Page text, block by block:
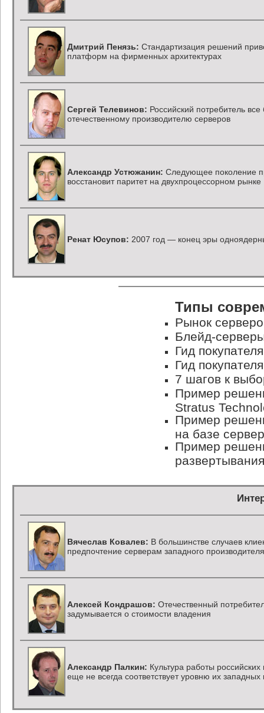
Дмитрий Пенязь: Стандартизация решений
платформ на фирменных архитектурах
Сергей Телевинов: Российский потребитель
отечественному производителю серверов
Александр Устюжанин: Следующее поколение
восстановит паритет на двухпроцессорном рынке
Ренат Юсупов: 2007 год — конец эры
Типы
Рынок
Блейд-
Гид
Гид
7 шагов к
Пример
Stratus
Пример
на базе
Пример
Вячеслав Ковалев: В большинстве случаев
предпочтение серверам западного производителя
Алексей Кондрашов: Отечественный
задумывается о стоимости владения
Александр Палкин: Культура работы
еще не всегда соответствует уровню их западных